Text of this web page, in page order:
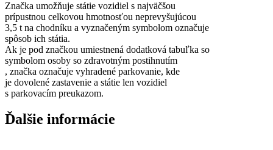
Značka umožňuje státie vozidiel s najväčšou
prípustnou celkovou hmotnosťou neprevyšujúcou
3,5 t na chodníku a vyznačeným symbolom označuje
spôsob ich státia.
Ak je pod značkou umiestnená dodatková tabuľka so
symbolom osoby so zdravotným postihnutím
, značka označuje vyhradené parkovanie, kde
je dovolené zastavenie a státie len vozidiel
s parkovacím preukazom.
Ďalšie informácie